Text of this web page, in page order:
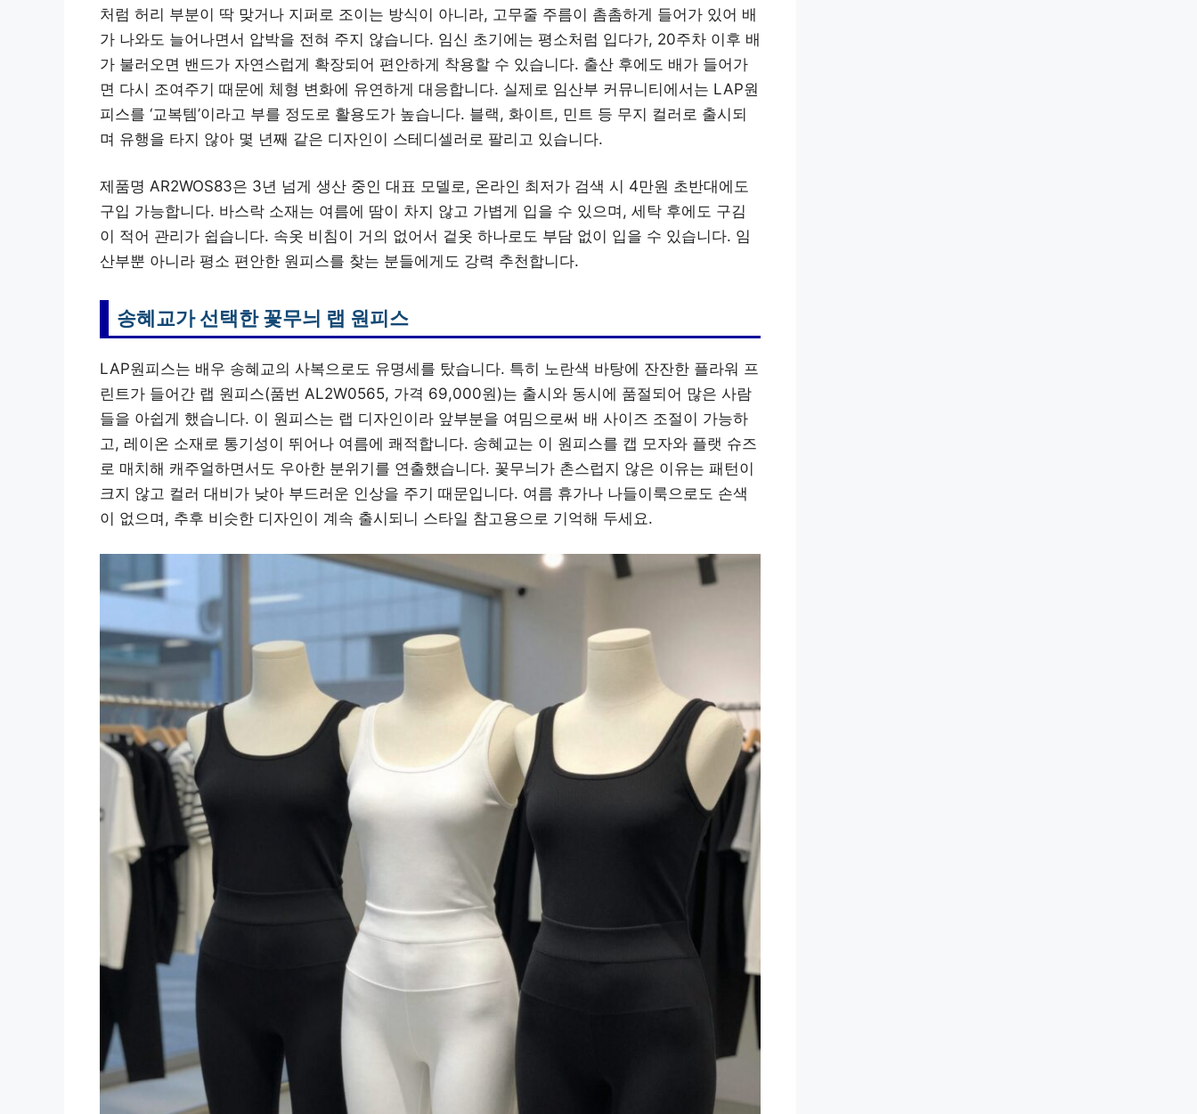
처럼 허리 부분이 딱 맞거나 지퍼로 조이는 방식이 아니라, 고무줄 주름이 촘촘하게 들어가 있어 배
가 나와도 늘어나면서 압박을 전혀 주지 않습니다. 임신 초기에는 평소처럼 입다가, 20주차 이후 배
가 불러오면 밴드가 자연스럽게 확장되어 편안하게 착용할 수 있습니다. 출산 후에도 배가 들어가
면 다시 조여주기 때문에 체형 변화에 유연하게 대응합니다. 실제로 임산부 커뮤니티에서는 LAP원
피스를 ‘교복템’이라고 부를 정도로 활용도가 높습니다. 블랙, 화이트, 민트 등 무지 컬러로 출시되
며 유행을 타지 않아 몇 년째 같은 디자인이 스테디셀러로 팔리고 있습니다.
제품명 AR2WOS83은 3년 넘게 생산 중인 대표 모델로, 온라인 최저가 검색 시 4만원 초반대에도
구입 가능합니다. 바스락 소재는 여름에 땀이 차지 않고 가볍게 입을 수 있으며, 세탁 후에도 구김
이 적어 관리가 쉽습니다. 속옷 비침이 거의 없어서 겉옷 하나로도 부담 없이 입을 수 있습니다. 임
산부뿐 아니라 평소 편안한 원피스를 찾는 분들에게도 강력 추천합니다.
송혜교가 선택한 꽃무늬 랩 원피스
LAP원피스는 배우 송혜교의 사복으로도 유명세를 탔습니다. 특히 노란색 바탕에 잔잔한 플라워 프
린트가 들어간 랩 원피스(품번 AL2W0565, 가격 69,000원)는 출시와 동시에 품절되어 많은 사람
들을 아쉽게 했습니다. 이 원피스는 랩 디자인이라 앞부분을 여밈으로써 배 사이즈 조절이 가능하
고, 레이온 소재로 통기성이 뛰어나 여름에 쾌적합니다. 송혜교는 이 원피스를 캡 모자와 플랫 슈즈
로 매치해 캐주얼하면서도 우아한 분위기를 연출했습니다. 꽃무늬가 촌스럽지 않은 이유는 패턴이
크지 않고 컬러 대비가 낮아 부드러운 인상을 주기 때문입니다. 여름 휴가나 나들이룩으로도 손색
이 없으며, 추후 비슷한 디자인이 계속 출시되니 스타일 참고용으로 기억해 두세요.